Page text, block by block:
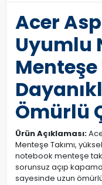
Acer
Uyumlu
Menteşe
Ömürlü
Ürün Açıklaması:
Menteşe Takımı,
notebook menteşe
sorunsuz açıp
sayesinde uzun